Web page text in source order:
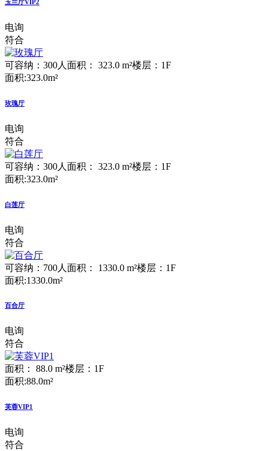
玉兰厅VIP2
电询
符合
可容纳：300人 面积： 323.0 m²楼层：1F
面积:323.0m²
玫瑰厅
电询
符合
可容纳：300人 面积： 323.0 m²楼层：1F
面积:323.0m²
白莲厅
电询
符合
可容纳：700人 面积： 1330.0 m²楼层：1F
面积:1330.0m²
百合厅
电询
符合
面积： 88.0 m²楼层：1F
面积:88.0m²
芙蓉VIP1
电询
符合